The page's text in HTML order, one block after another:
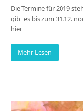
Die Termine für 2019
gibt es bis zum 31.12.
hier
Mehr Lesen